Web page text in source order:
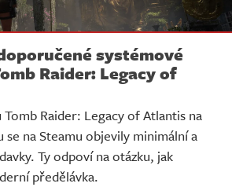
systémové
Raider: Legacy of
Raider: Legacy of Atlantis na
na Steamu objevily minimální a
Ty odpoví na otázku, jak
předělávka.